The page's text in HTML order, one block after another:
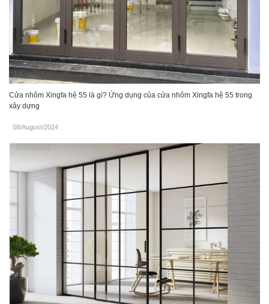
Cửa nhôm Xingfa hệ 55 là gì? Ứng dụng của cửa nhôm Xingfa hệ 55 trong
xây dựng
08/August/2024